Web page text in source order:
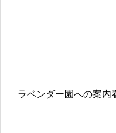
ラベンダー園への案内